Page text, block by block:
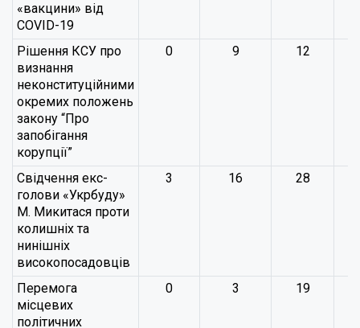
«вакцини» від
COVID-19
Рішення КСУ про
визнання
неконституційними
окремих положень
закону “Про
запобігання
корупції”
0 9 12
Свідчення екс-
голови «Укрбуду»
М. Микитася проти
колишніх та
нинішніх
високопосадовців
3 16 28
Перемога
місцевих
політичних
0 3 19